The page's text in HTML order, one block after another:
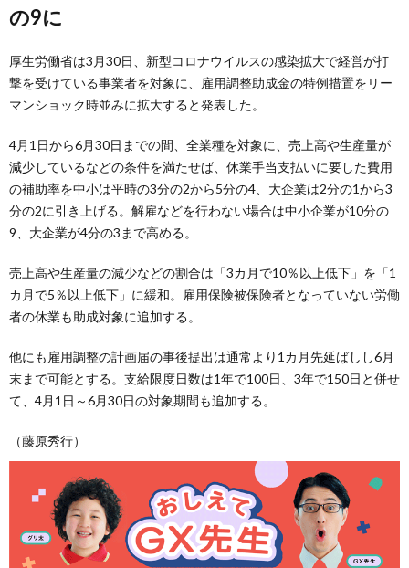
の9に
厚生労働省は3月30日、新型コロナウイルスの感染拡大で経営が打
撃を受けている事業者を対象に、雇用調整助成金の特例措置をリー
マンショック時並みに拡大すると発表した。
4月1日から6月30日までの間、全業種を対象に、売上高や生産量が
減少しているなどの条件を満たせば、休業手当支払いに要した費用
の補助率を中小は平時の3分の2から5分の4、大企業は2分の1から3
分の2に引き上げる。解雇などを行わない場合は中小企業が10分の
9、大企業が4分の3まで高める。
売上高や生産量の減少などの割合は「3カ月で10％以上低下」を「1
カ月で5％以上低下」に緩和。雇用保険被保険者となっていない労働
者の休業も助成対象に追加する。
他にも雇用調整の計画届の事後提出は通常より1カ月先延ばしし6月
末まで可能とする。支給限度日数は1年で100日、3年で150日と併せ
て、4月1日～6月30日の対象期間も追加する。
（藤原秀行）